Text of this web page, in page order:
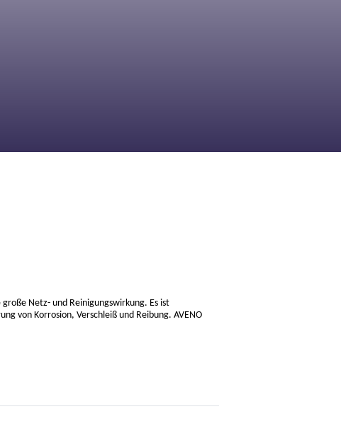
Netz- und Reinigungswirkung. Es ist
von Korrosion, Verschleiß und Reibung. AVENO